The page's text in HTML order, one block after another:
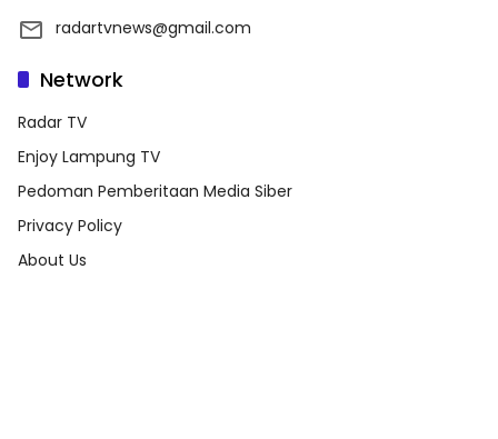
radartvnews@gmail.com
Network
Radar TV
Enjoy Lampung TV
Pedoman Pemberitaan Media Siber
Privacy Policy
About Us